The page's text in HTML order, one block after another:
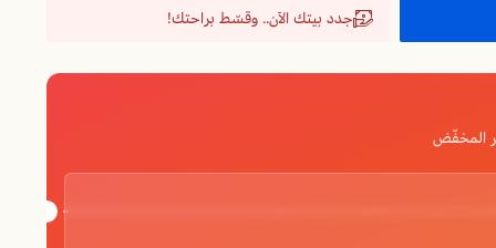
جدد بيتك الآن.. وقسّط براحتك!
المخفّض